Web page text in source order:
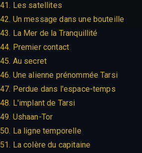
41. Les satellites
42. Un message dans une bouteille
43. La Mer de la Tranquillité
44. Premier contact
45. Au secret
46. Une alienne prénommée Tarsi
47. Perdue dans l'espace-temps
48. L'implant de Tarsi
49. Ushaan-Tor
50. La ligne temporelle
51. La colère du capitaine